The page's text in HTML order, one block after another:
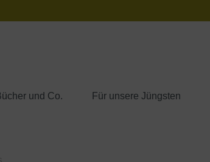
und Co. Für unsere Jüngsten